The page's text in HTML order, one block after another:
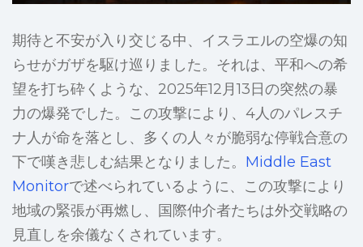
期待と不安が入り交じる中、イスラエルの空爆の知
らせがガザを駆け巡りました。それは、平和への希
望を打ち砕くような、2025年12月13日の突然の暴
力の爆発でした。この攻撃により、4人のパレスチ
ナ人が命を落とし、多くの人々が脆弱な停戦合意の
下で嘆き悲しむ結果となりました。 Middle East
Monitorで述べられているように、この攻撃により
地域の緊張が再燃し、国際仲介者たちは外交戦略の
見直しを余儀なくされています。